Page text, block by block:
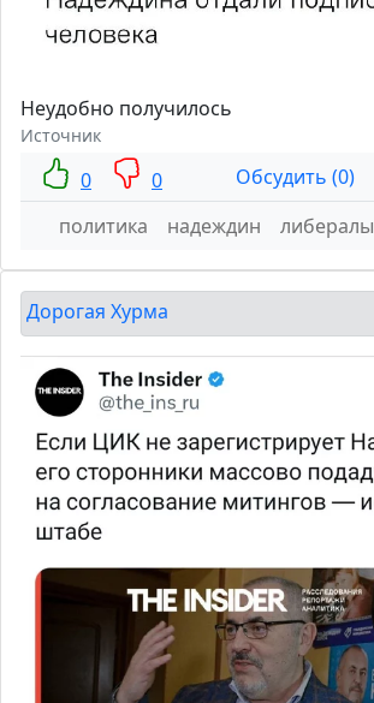
Неудобно получилось
Источник
0 0
Обсудить (0)
политика
надеждин либералы
Дорогая Хурма